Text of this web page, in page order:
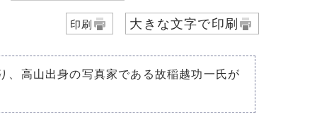
印刷 大きな文字で印刷
、高山出身の写真家である故稲越功一氏が